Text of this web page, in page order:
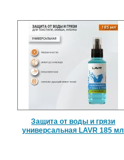
Защита от воды и грязи
универсальная LAVR 185 мл